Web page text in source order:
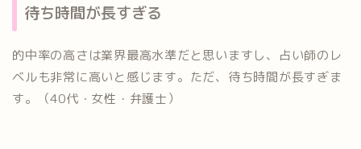
待ち時間が長すぎる
的中率の高さは業界最高水準だと思いますし、占い師のレ
ベルも非常に高いと感じます。ただ、待ち時間が長すぎま
す。（40代・女性・弁護士）